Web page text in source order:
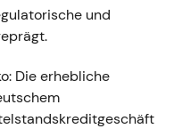
sein würde.
während
des Plans
wurden
und
Die erhebliche